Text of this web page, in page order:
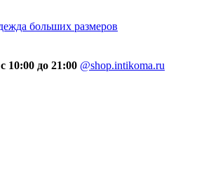
с 10:00 до 21:00 @shop.intikoma.ru